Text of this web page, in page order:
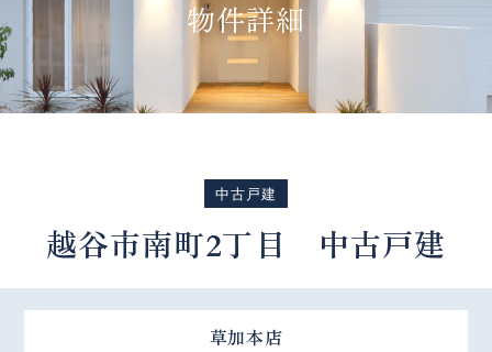
物件詳細
中古戸建
越谷市南町2丁目 中古戸建
草加本店